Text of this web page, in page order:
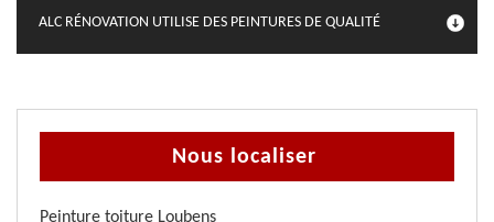
ALC RÉNOVATION UTILISE DES PEINTURES DE QUALITÉ
Nous localiser
Peinture toiture Loubens